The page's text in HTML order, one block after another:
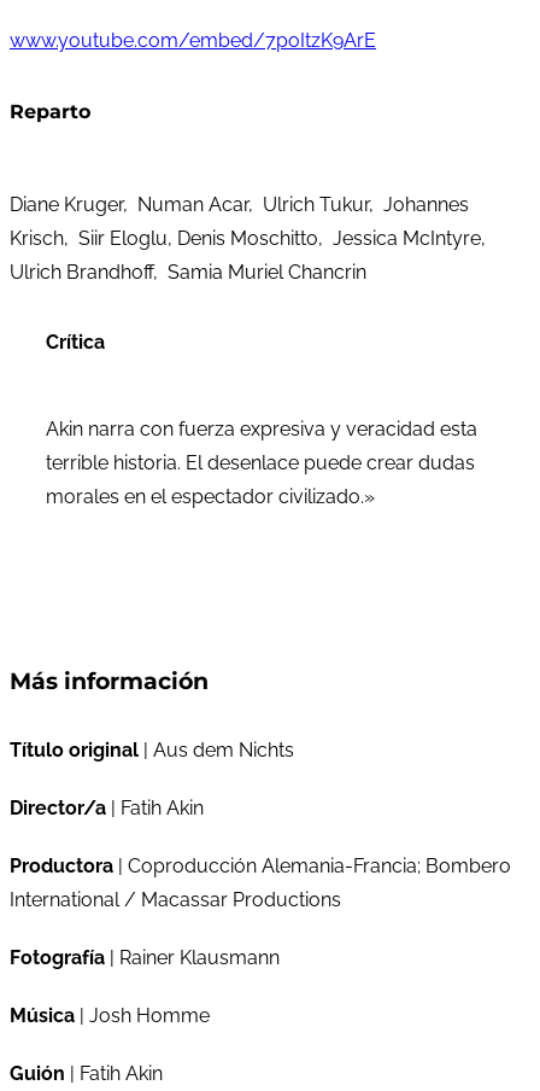
www.youtube.com/embed/7poItzK9ArE
Reparto
Diane Kruger, Numan Acar, Ulrich Tukur, Johannes
Krisch, Siir Eloglu, Denis Moschitto, Jessica McIntyre,
Ulrich Brandhoff, Samia Muriel Chancrin
Crítica
Akin narra con fuerza expresiva y veracidad esta
terrible historia. El desenlace puede crear dudas
morales en el espectador civilizado.»
Más información
Título original | Aus dem Nichts
Director/a | Fatih Akin
Productora | Coproducción Alemania-Francia; Bombero
International / Macassar Productions
Fotografía | Rainer Klausmann
Música | Josh Homme
Guión | Fatih Akin